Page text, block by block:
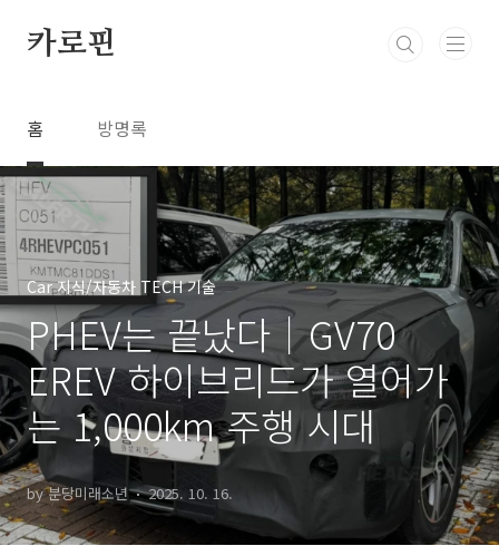
카로핀
홈 방명록
Car 지식/자동차 TECH 기술
PHEV는 끝났다｜GV70
EREV 하이브리드가 열어가
는 1,000km 주행 시대
by 분당미래소년 2025. 10. 16.